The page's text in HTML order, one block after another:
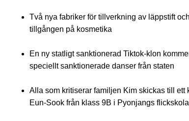
Två nya fabriker för tillverkning av läppstift
tillgången på kosmetika
En ny statligt sanktionerad Tiktok-klon
speciellt sanktionerade danser från staten
Alla som kritiserar familjen Kim skickas till
Eun-Sook från klass 9B i Pyonjangs